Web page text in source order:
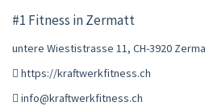
#1 Fitness in Zermatt
untere Wiestistrasse 11, CH-3920
https://kraftwerkfitness.ch
info@kraftwerkfitness.ch